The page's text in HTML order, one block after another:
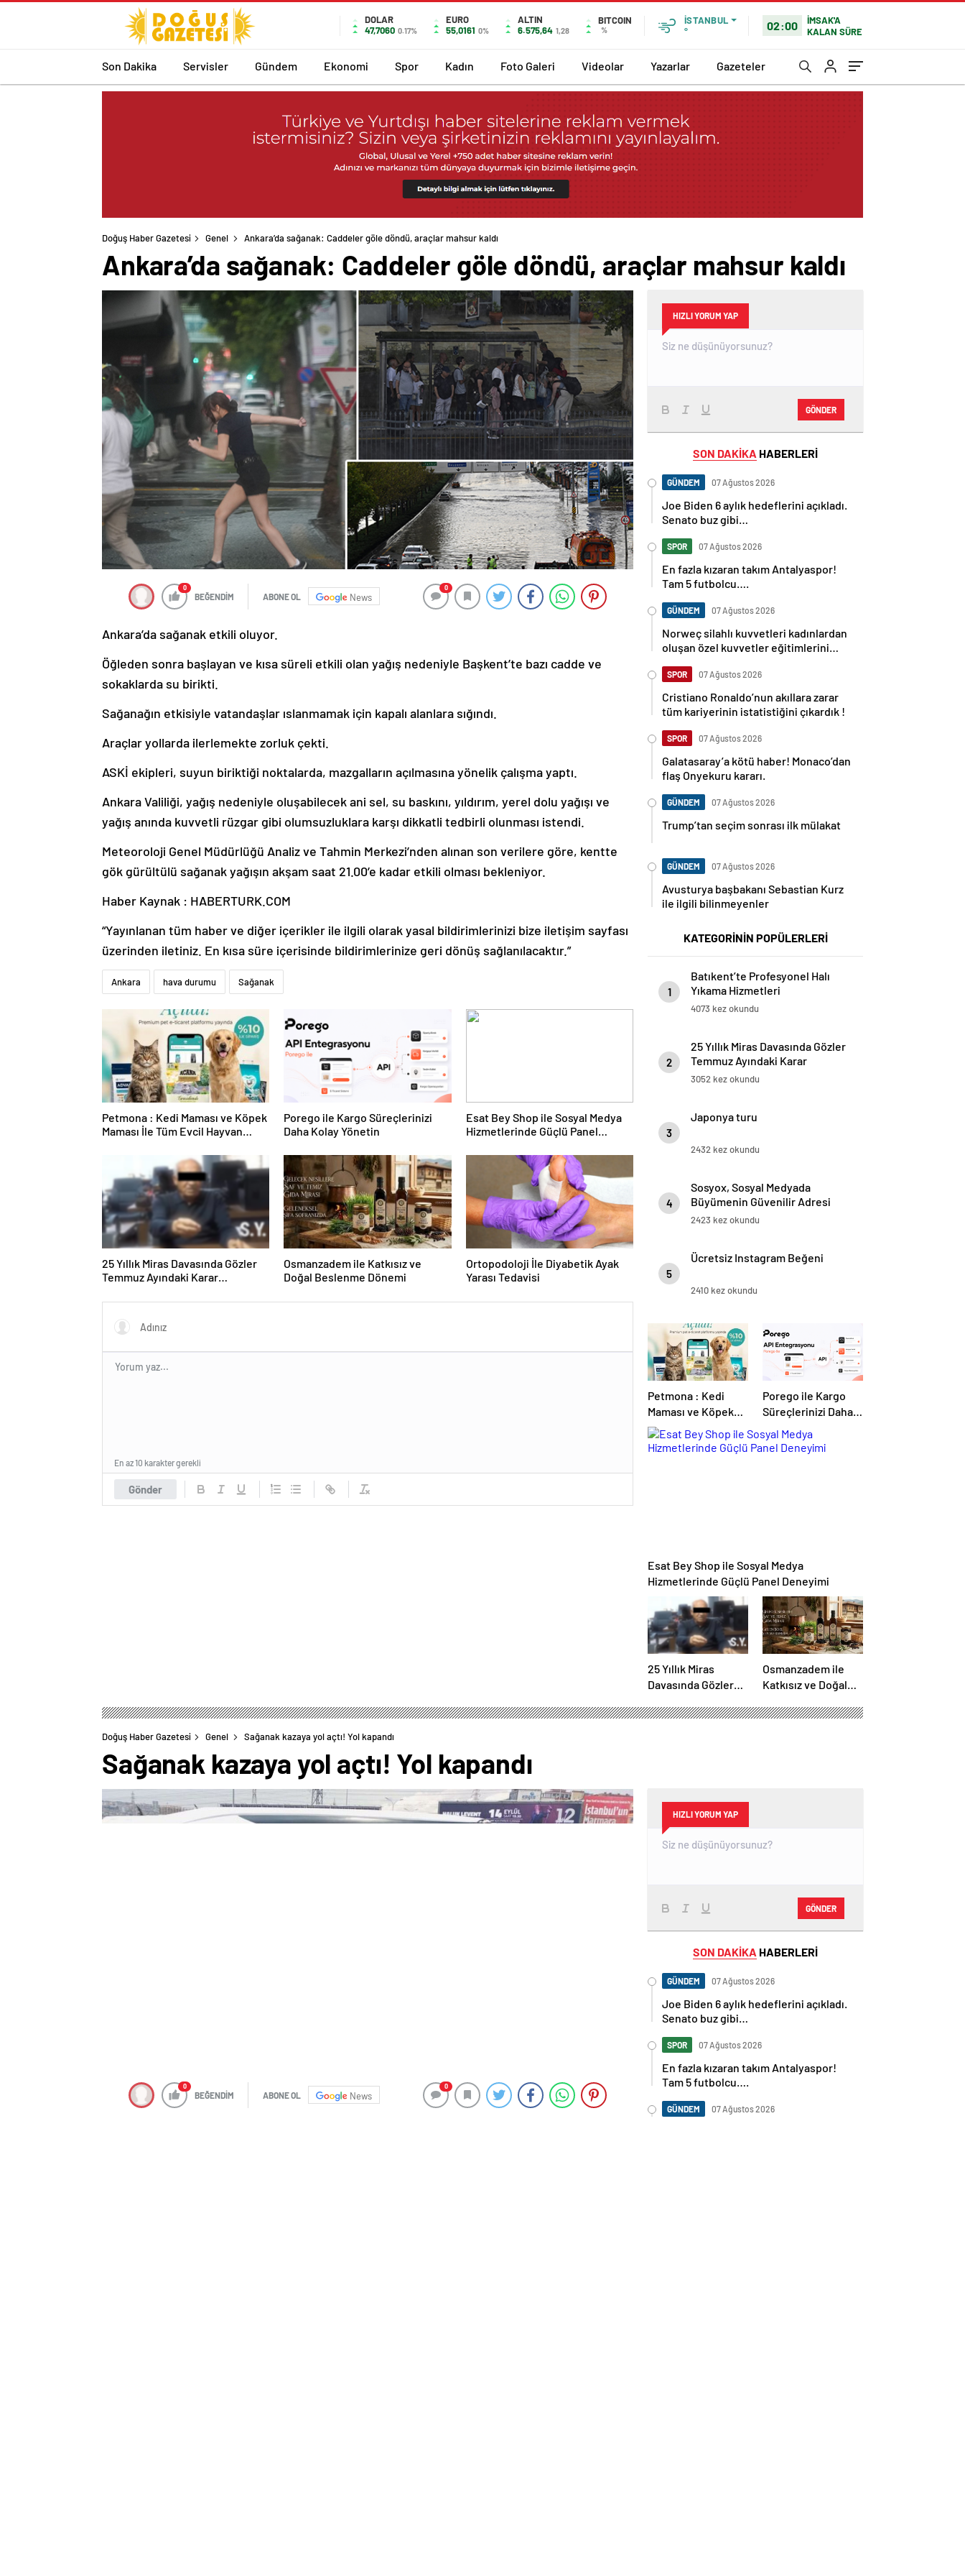
DOLAR
47,7060 0.17%
EURO
55,0161 0%
ALTIN
6.575,64 1,28
BITCOIN
%
İSTANBUL
°
02:00
İMSAK'A
KALAN SÜRE
Son Dakika Servisler Gündem Ekonomi Spor Kadın Foto Galeri Videolar Yazarlar Gazeteler
Doğuş Haber Gazetesi Genel Ankara’da sağanak: Caddeler göle döndü, araçlar mahsur kaldı
Ankara’da sağanak: Caddeler göle döndü, araçlar mahsur kaldı
0
BEĞENDİM ABONE OL News
0
Ankara’da sağanak etkili oluyor.
Öğleden sonra başlayan ve kısa süreli etkili olan yağış nedeniyle Başkent’te bazı cadde ve
sokaklarda su birikti.
Sağanağın etkisiyle vatandaşlar ıslanmamak için kapalı alanlara sığındı.
Araçlar yollarda ilerlemekte zorluk çekti.
ASKİ ekipleri, suyun biriktiği noktalarda, mazgalların açılmasına yönelik çalışma yaptı.
Ankara Valiliği, yağış nedeniyle oluşabilecek ani sel, su baskını, yıldırım, yerel dolu yağışı ve
yağış anında kuvvetli rüzgar gibi olumsuzluklara karşı dikkatli tedbirli olunması istendi.
Meteoroloji Genel Müdürlüğü Analiz ve Tahmin Merkezi’nden alınan son verilere göre, kentte
gök gürültülü sağanak yağışın akşam saat 21.00’e kadar etkili olması bekleniyor.
Haber Kaynak : HABERTURK.COM
“Yayınlanan tüm haber ve diğer içerikler ile ilgili olarak yasal bildirimlerinizi bize iletişim sayfası
üzerinden iletiniz. En kısa süre içerisinde bildirimlerinize geri dönüş sağlanılacaktır.”
Ankara hava durumu Sağanak
Petmona : Kedi Maması ve Köpek
Maması İle Tüm Evcil Hayvan
Porego ile Kargo Süreçlerinizi
Daha Kolay Yönetin
Esat Bey Shop ile Sosyal Medya
Hizmetlerinde Güçlü Panel
25 Yıllık Miras Davasında Gözler
Temmuz Ayındaki Karar
Osmanzadem ile Katkısız ve
Doğal Beslenme Dönemi
Ortopodoloji İle Diyabetik Ayak
Yarası Tedavisi
Gönder
En az 10 karakter gerekli
HIZLI YORUM YAP
GÖNDER
SON DAKİKA HABERLERİ
GÜNDEM 07 Ağustos 2026
Joe Biden 6 aylık hedeflerini açıkladı.
Senato buz gibi…
SPOR 07 Ağustos 2026
En fazla kızaran takım Antalyaspor!
Tam 5 futbolcu….
GÜNDEM 07 Ağustos 2026
Norweç silahlı kuvvetleri kadınlardan
oluşan özel kuvvetler eğitimlerini
SPOR 07 Ağustos 2026
Cristiano Ronaldo’nun akıllara zarar
tüm kariyerinin istatistiğini çıkardık !
SPOR 07 Ağustos 2026
Galatasaray’a kötü haber! Monaco’dan
flaş Onyekuru kararı.
GÜNDEM 07 Ağustos 2026
Trump’tan seçim sonrası ilk mülakat
GÜNDEM 07 Ağustos 2026
Avusturya başbakanı Sebastian Kurz
ile ilgili bilinmeyenler
KATEGORİNİN POPÜLERLERİ
1
Batıkent’te Profesyonel Halı
Yıkama Hizmetleri
4073 kez okundu
2
25 Yıllık Miras Davasında Gözler
Temmuz Ayındaki Karar
Duruşmasına Çevrildi
3052 kez okundu
3
Japonya turu
2432 kez okundu
4
Sosyox, Sosyal Medyada
Büyümenin Güvenilir Adresi
Olarak Öne Çıkıyor
2423 kez okundu
5
Ücretsiz Instagram Beğeni
2410 kez okundu
Petmona : Kedi
Maması ve Köpek
Maması İle Tüm
Evcil Hayvan
Porego ile Kargo
Süreçlerinizi Daha
Kolay Yönetin
Esat Bey Shop ile Sosyal Medya
Hizmetlerinde Güçlü Panel Deneyimi
25 Yıllık Miras
Davasında Gözler
Karar Duruşmasına
Osmanzadem ile
Katkısız ve Doğal
Doğuş Haber Gazetesi Genel Sağanak kazaya yol açtı! Yol kapandı
Sağanak kazaya yol açtı! Yol kapandı
0
BEĞENDİM ABONE OL News
0
HIZLI YORUM YAP
GÖNDER
SON DAKİKA HABERLERİ
GÜNDEM 07 Ağustos 2026
Joe Biden 6 aylık hedeflerini açıkladı.
Senato buz gibi…
SPOR 07 Ağustos 2026
En fazla kızaran takım Antalyaspor!
Tam 5 futbolcu….
GÜNDEM 07 Ağustos 2026